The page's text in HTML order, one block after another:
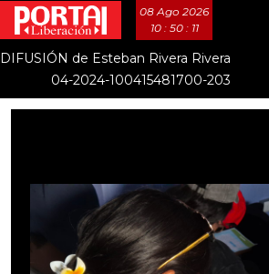
08 Ago 2026
10 : 50 : 13
DIFUSIÓN de Esteban Rivera Rivera
04-2024-100415481700-203